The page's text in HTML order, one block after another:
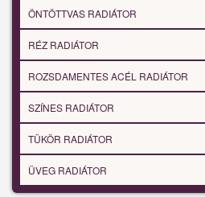
ÖNTÖTTVAS RADIÁTOR
RÉZ RADIÁTOR
ROZSDAMENTES ACÉL RADIÁTOR
SZÍNES RADIÁTOR
TÜKÖR RADIÁTOR
ÜVEG RADIÁTOR